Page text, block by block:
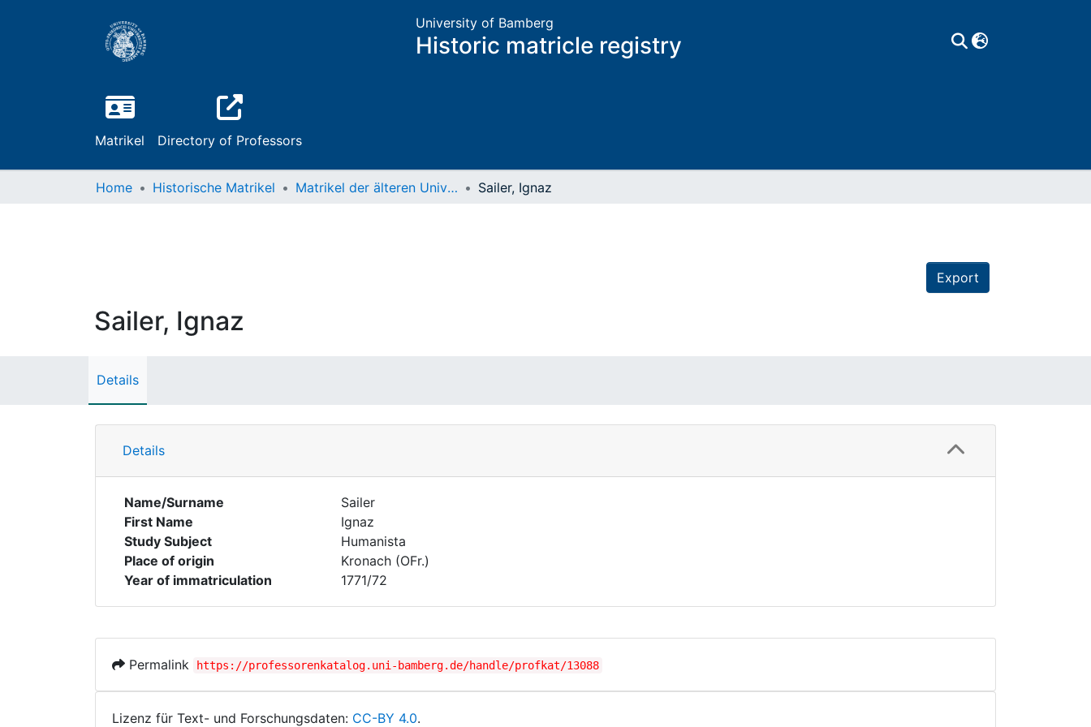
University of Bamberg
Historic matricle registry
Matrikel Directory of Professors
Home Historische Matrikel Matrikel der älteren Universität Sailer, Ignaz
Export
Sailer, Ignaz
Details
Details
Name/Surname
Sailer
First Name
Ignaz
Study Subject
Humanista
Place of origin
Kronach (OFr.)
Year of immatriculation
1771/72
Permalink https://professorenkatalog.uni-bamberg.de/handle/profkat/13088
Lizenz für Text- und Forschungsdaten: CC-BY 4.0.